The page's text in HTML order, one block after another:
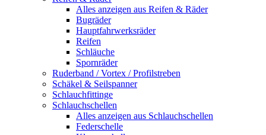
Alles anzeigen aus Reifen & Räder
Bugräder
Hauptfahrwerksräder
Reifen
Schläuche
Spornräder
Ruderband / Vortex / Profilstreben
Schäkel & Seilspanner
Schlauchfittinge
Schlauchschellen
Alles anzeigen aus Schlauchschellen
Federschelle